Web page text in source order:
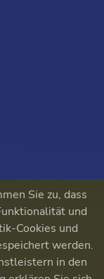
Sie zu, dass
und
Cookies und
werden.
in den